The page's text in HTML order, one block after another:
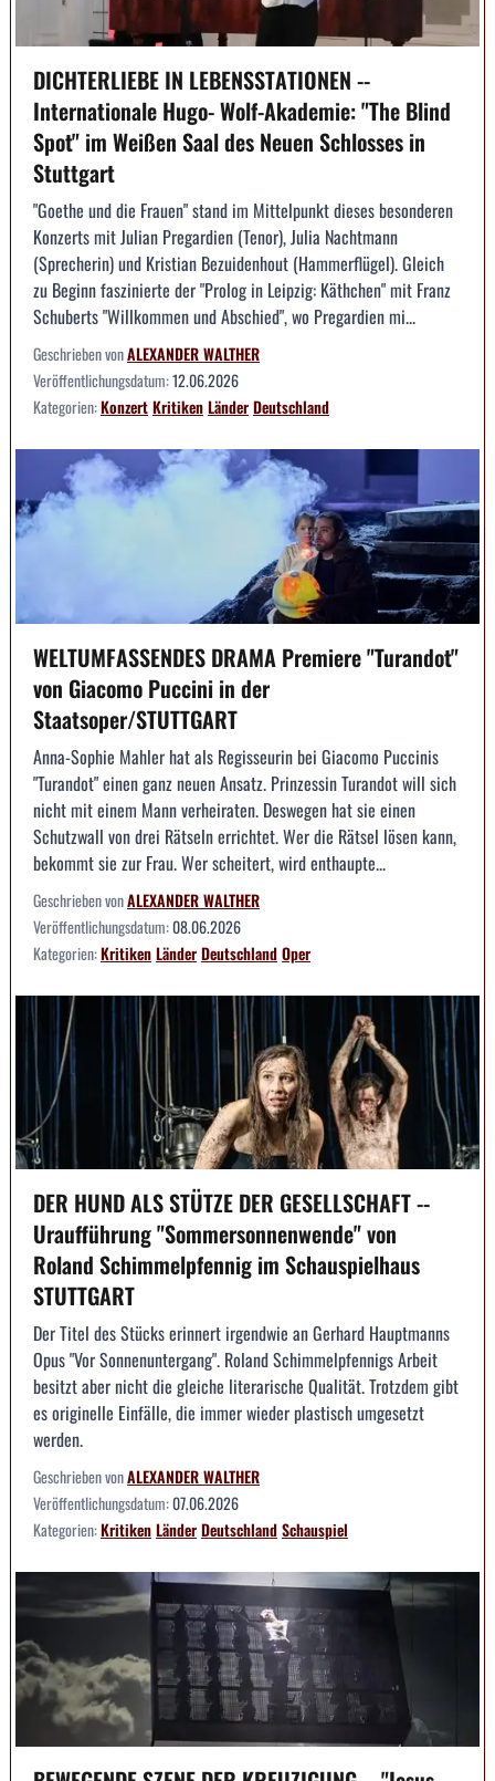
DICHTERLIEBE IN LEBENSSTATIONEN --
Internationale Hugo- Wolf-Akademie: "The Blind
Spot" im Weißen Saal des Neuen Schlosses in
Stuttgart
"Goethe und die Frauen" stand im Mittelpunkt dieses besonderen
Konzerts mit Julian Pregardien (Tenor), Julia Nachtmann
(Sprecherin) und Kristian Bezuidenhout (Hammerflügel). Gleich
zu Beginn faszinierte der "Prolog in Leipzig: Käthchen" mit Franz
Schuberts "Willkommen und Abschied", wo Pregardien mi...
Geschrieben vonALEXANDER WALTHER
Veröffentlichungsdatum:12.06.2026
Kategorien:KonzertKritikenLänderDeutschland
WELTUMFASSENDES DRAMA Premiere "Turandot"
von Giacomo Puccini in der
Staatsoper/STUTTGART
Anna-Sophie Mahler hat als Regisseurin bei Giacomo Puccinis
"Turandot" einen ganz neuen Ansatz. Prinzessin Turandot will sich
nicht mit einem Mann verheiraten. Deswegen hat sie einen
Schutzwall von drei Rätseln errichtet. Wer die Rätsel lösen kann,
bekommt sie zur Frau. Wer scheitert, wird enthaupte...
Geschrieben vonALEXANDER WALTHER
Veröffentlichungsdatum:08.06.2026
Kategorien:KritikenLänderDeutschlandOper
DER HUND ALS STÜTZE DER GESELLSCHAFT --
Uraufführung "Sommersonnenwende" von
Roland Schimmelpfennig im Schauspielhaus
STUTTGART
Der Titel des Stücks erinnert irgendwie an Gerhard Hauptmanns
Opus "Vor Sonnenuntergang". Roland Schimmelpfennigs Arbeit
besitzt aber nicht die gleiche literarische Qualität. Trotzdem gibt
es originelle Einfälle, die immer wieder plastisch umgesetzt
werden.
Geschrieben vonALEXANDER WALTHER
Veröffentlichungsdatum:07.06.2026
Kategorien:KritikenLänderDeutschlandSchauspiel